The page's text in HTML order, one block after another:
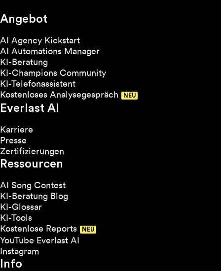
Angebot
AI Agency Kickstart
AI Automations Manager
KI-Beratung
KI-Champions Community
KI-Telefonassistent
Kostenloses Analysegespräch
Everlast AI
Karriere
Presse
Zertifizierungen
Ressourcen
AI Song Contest
KI-Beratung Blog
KI-Glossar
KI-Tools
Kostenlose Reports
YouTube Everlast AI
Instagram
Info